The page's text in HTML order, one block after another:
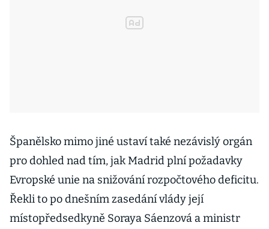
Španělsko mimo jiné ustaví také nezávislý orgán
pro dohled nad tím, jak Madrid plní požadavky
Evropské unie na snižování rozpočtového deficitu.
Řekli to po dnešním zasedání vlády její
místopředsedkyně Soraya Sáenzová a ministr